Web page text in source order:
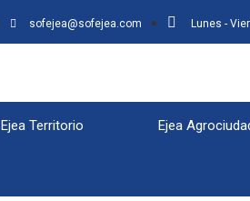
sofejea@sofejea.com Lunes -
Ejea Territorio Ejea